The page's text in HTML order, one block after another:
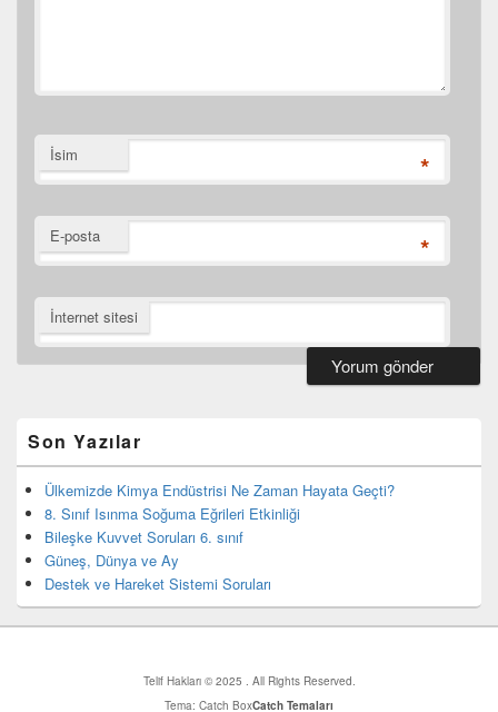
İsim *
E-posta *
İnternet sitesi
bar
eklenti
bölgesi
Son Yazılar
Ülkemizde Kimya Endüstrisi Ne Zaman Hayata Geçti?
8. Sınıf Isınma Soğuma Eğrileri Etkinliği
Bileşke Kuvvet Soruları 6. sınıf
Güneş, Dünya ve Ay
Destek ve Hareket Sistemi Soruları
Telif Hakları © 2025 . All Rights Reserved.
Tema: Catch BoxCatch Temaları